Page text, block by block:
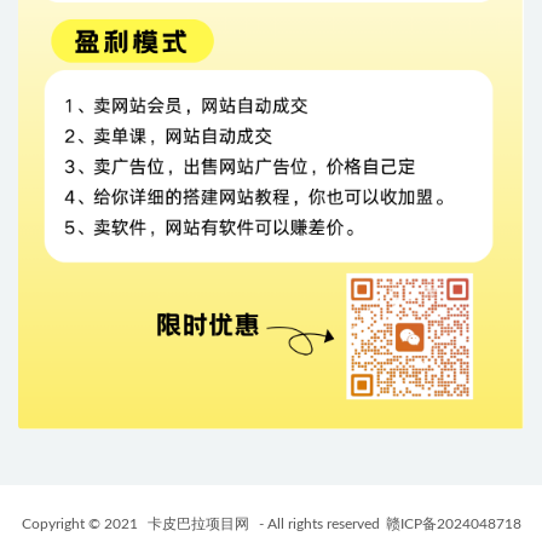
Copyright © 2021 卡皮巴拉项目网 - All rights reserved 赣ICP备2024048718